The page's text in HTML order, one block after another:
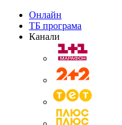
Онлайн
ТБ програма
Канали